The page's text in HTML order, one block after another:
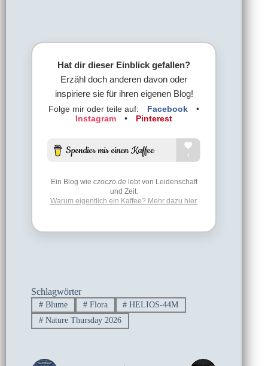
Hat dir dieser Einblick gefallen?
Erzähl doch anderen davon oder
inspiriere sie für ihren eigenen Blog!
Folge mir oder teile auf: Facebook
•
Instagram
• Pinterest
Ein Blog wie czoczo.delebt von Leidenschaft
und Zeit.
Warum eigentlich ein Kaffee? Mehr dazu hier.
Schlagwörter
#Blume #Flora # HELIOS-44M
#Nature Thursday 2026